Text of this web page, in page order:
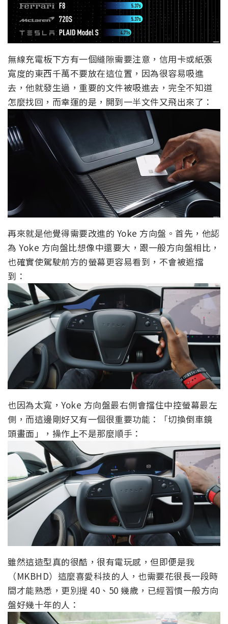
無線充電板下方有一個縫隙需要注意，信用卡或紙張
寬度的東西千萬不要放在這位置，因為很容易吸進
去，他就發生過，重要的文件被吸進去，完全不知道
怎麼找回，而幸運的是，開到一半文件又飛出來了：
再來就是他覺得需要改進的 Yoke 方向盤。首先，他認
為 Yoke 方向盤比想像中還要大，跟一般方向盤相比，
也確實使駕駛前方的螢幕更容易看到，不會被遮擋
到：
也因為太寬，Yoke 方向盤最右側會擋住中控螢幕最左
側，而這邊剛好又有一個很重要功能：「切換倒車鏡
頭畫面」，操作上不是那麼順手：
雖然這造型真的很酷，很有電玩感，但即便是我
（MKBHD）這麼喜愛科技的人，也需要花很長一段時
間才能熟悉，更別提 40、50 幾歲，已經習慣一般方向
盤好幾十年的人：